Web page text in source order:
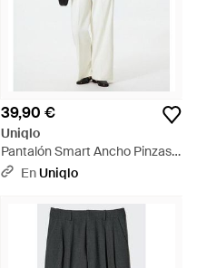
39,90 €
Uniqlo
Pantalón Smart Ancho Pinzas -
Blanco
EnUniqlo